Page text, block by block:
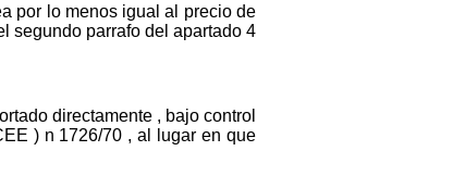
por lo menos igual al precio de
segundo parrafo del apartado 4
directamente , bajo control
) n 1726/70 , al lugar en que